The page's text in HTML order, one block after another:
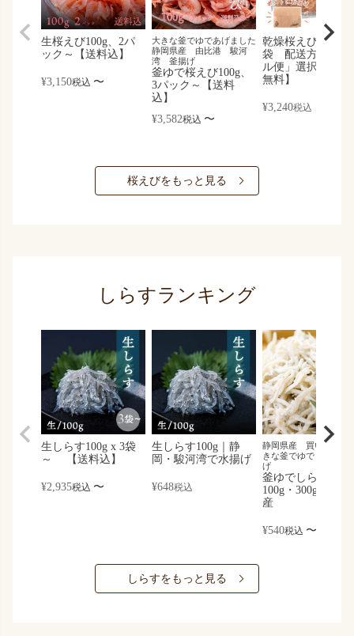
生桜えび100g、2パ
ック～【送料込】
¥3,150税込 〜
大きな釜でゆであげました
静岡県産 由比港 駿河
湾 釜揚げ
釜ゆで桜えび100g、
3パック～【送料
込】
¥3,582税込 〜
乾燥桜えび30g、3
袋 配送方法「メ
ル便」選択で【送
無料】
¥3,240税込
桜えびをもっと見る
しらすランキング
生しらす100g x 3袋
～ 【送料込】
¥2,935税込 〜
生しらす100g｜静
岡・駿河湾で水揚げ
¥648税込
静岡県産 買い付け後
きな釜でゆでました
げ
釜ゆでしらす｜
100g・300g｜静岡
産
¥540税込 〜
しらすをもっと見る